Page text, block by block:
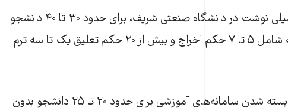
روزنامه شرق نیز در گزارشی تفصیلی نوشت در دانشگاه صنعتی شریف، برای حدود ۳۰ تا ۴۰ دانشجو
پرونده انضباطی تشکیل شده که شامل ۵ تا ۷ حکم اخراج و بیش از ۲۰ حکم تعلیق یک تا سه ترم
در دانشگاه بهشتی، گزارش‌ها از بسته شدن سامانه‌های آموزشی برای حدود ۲۰ تا ۲۵ دانشجو بدون